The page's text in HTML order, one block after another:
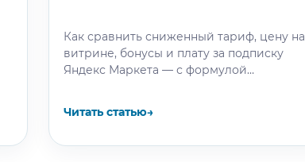
Как сравнить сниженный тариф, цену на
витрине, бонусы и плату за подписку
Яндекс Маркета — с формулой
Читать статью→